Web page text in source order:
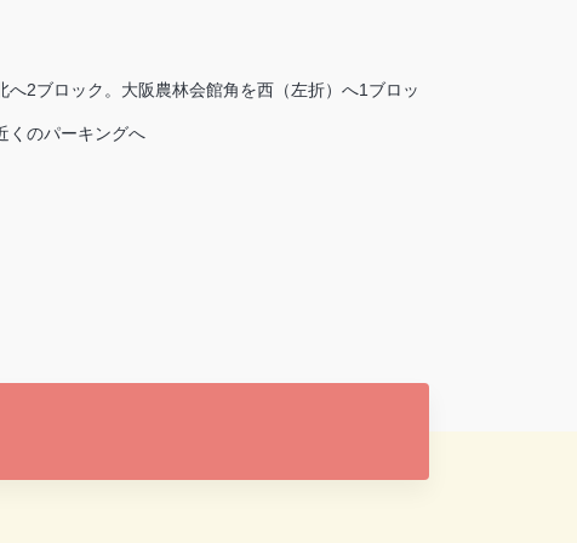
へ2ブロック。大阪農林会館角を西（左折）へ1ブロッ
くのパーキングへ